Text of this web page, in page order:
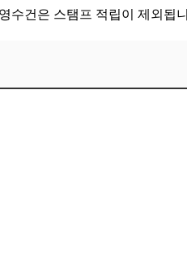
수건은 스탬프 적립이 제외됩